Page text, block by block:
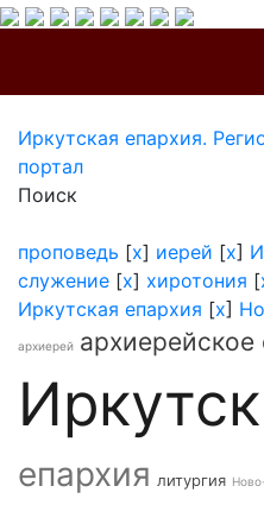
Иркутская епархия.
портал
Поиск
проповедь [x] иерей [x]
служение [x] хиротония [
Иркутская епархия [x]
архиерей
Иркутск
епархия литургия